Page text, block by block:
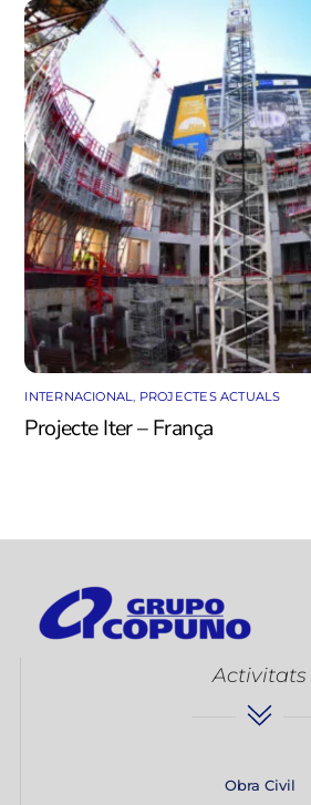
INTERNACIONAL, PROJECTES ACTUALS
Projecte Iter – França
Activitats
Obra Civil